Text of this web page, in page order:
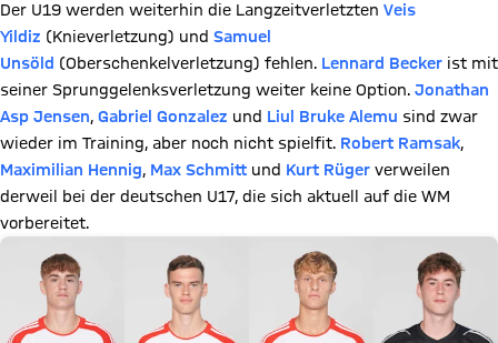
Der U19 werden weiterhin die Langzeitverletzten Veis
Yildiz (Knieverletzung) und Samuel
Unsöld (Oberschenkelverletzung) fehlen. Lennard Becker ist mit
seiner Sprunggelenksverletzung weiter keine Option. Jonathan
Asp Jensen, Gabriel Gonzalez und Liul Bruke Alemu sind zwar
wieder im Training, aber noch nicht spielfit. Robert Ramsak,
Maximilian Hennig, Max Schmitt und Kurt Rüger verweilen
derweil bei der deutschen U17, die sich aktuell auf die WM
vorbereitet.